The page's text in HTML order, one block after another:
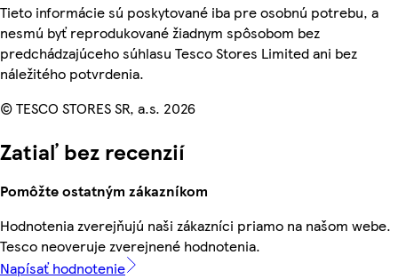
Tieto informácie sú poskytované iba pre osobnú potrebu, a
nesmú byť reprodukované žiadnym spôsobom bez
predchádzajúceho súhlasu Tesco Stores Limited ani bez
náležitého potvrdenia.
© TESCO STORES SR, a.s. 2026
Zatiaľ bez recenzií
Pomôžte ostatným zákazníkom
Hodnotenia zverejňujú naši zákazníci priamo na našom webe.
Tesco neoveruje zverejnené hodnotenia.
Napísať hodnotenie